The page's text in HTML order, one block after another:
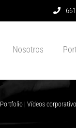
Nosotros
Portfolio | Vídeos